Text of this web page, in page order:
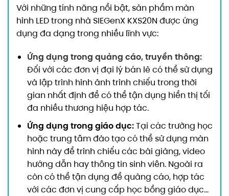
Với những tính năng nổi bật, sản phẩm màn
hình LED trong nhà SIEGenX KXS20N được ứng
dụng đa dạng trong nhiều lĩnh vực:
Ứng dụng trong quảng cáo, truyền thông:
Đối với các đơn vị đại lý bán lẻ có thể sử dụng
và lập trình hình ảnh trình chiếu trong thời
gian nhất định để có thể tận dụng hiển thị tối
đa nhiều thương hiệu hợp tác.
Ứng dụng trong giáo dục:Tại các trường học
hoặc trung tâm đào tạo có thể sử dụng màn
hình này để trình chiếu các bài giảng, video
hướng dẫn hay thông tin sinh viên. Ngoài ra
còn có thể tận dụng để quảng cáo, hợp tác
với các đơn vị cung cấp học bổng giáo dục…